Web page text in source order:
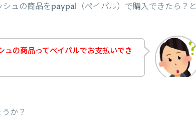
ュの商品をpaypal（ペイパル）で購入できたら？と
ュの商品ってペイパルでお支払いでき
か？